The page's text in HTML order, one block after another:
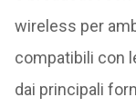
wireless per
compatibili con
dai principali